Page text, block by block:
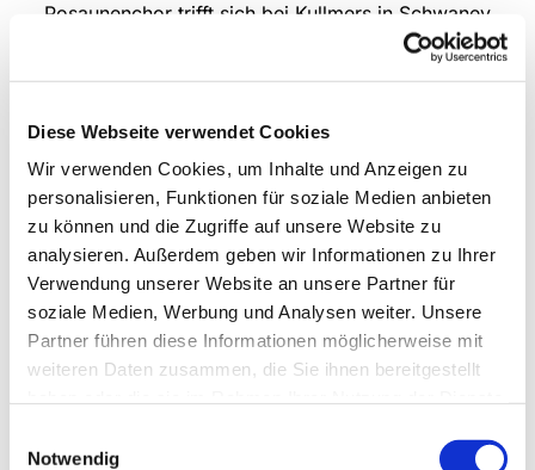
Diese Webseite verwendet Cookies
Wir verwenden Cookies, um Inhalte und Anzeigen zu
personalisieren, Funktionen für soziale Medien anbieten
zu können und die Zugriffe auf unsere Website zu
analysieren. Außerdem geben wir Informationen zu Ihrer
Verwendung unserer Website an unsere Partner für
soziale Medien, Werbung und Analysen weiter. Unsere
Partner führen diese Informationen möglicherweise mit
weiteren Daten zusammen, die Sie ihnen bereitgestellt
Notwendig
Posaunenchor trifft sich bei Kullmers in Schwaney